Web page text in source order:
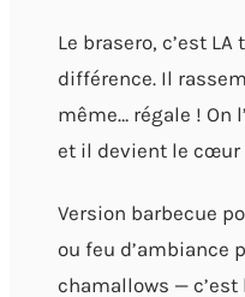
Le brasero, c’est
différence. Il
même… régale ! On
et il devient le cœur
Version barbecue
ou feu d’ambiance
chamallows —